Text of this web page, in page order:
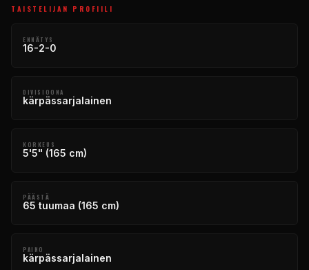
TAISTELIJAN PROFIILI
ENNÄTYS
16-2-0
DIVISIOONA
kärpässarjalainen
KORKEUS
5'5" (165 cm)
PÄÄSTÄ
65 tuumaa (165 cm)
PAINO
kärpässarjalainen